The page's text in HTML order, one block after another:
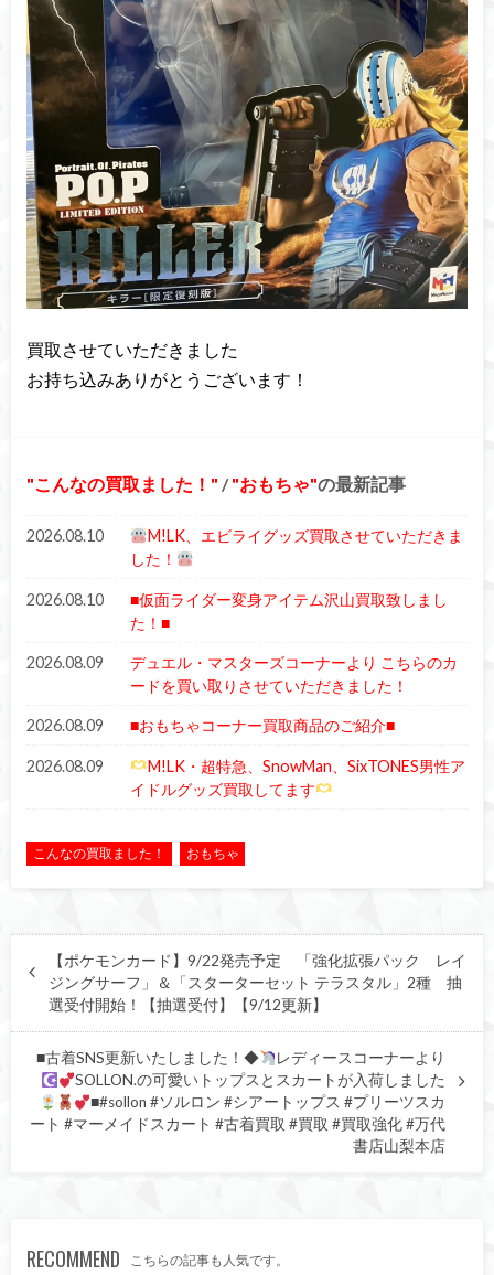
買取させていただきました
お持ち込みありがとうございます！
こんなの買取ました！ / おもちゃ の最新記事
2026.08.10
M!LK、エビライグッズ買取させていただきま
した！
2026.08.10
■仮面ライダー変身アイテム沢山買取致しまし
た！■
2026.08.09
デュエル・マスターズコーナーより こちらのカ
ードを買い取りさせていただきました！
2026.08.09 ■おもちゃコーナー買取商品のご紹介■
2026.08.09
M!LK・超特急、SnowMan、SixTONES男性ア
イドルグッズ買取してます
こんなの買取ました！ おもちゃ
【ポケモンカード】9/22発売予定 「強化拡張パック レイ
ジングサーフ」＆「スターターセット テラスタル」2種 抽
選受付開始！【抽選受付】【9/12更新】
■古着SNS更新いたしました！◆
レディースコーナーより
SOLLON.の可愛いトップスとスカートが入荷しました︎︎
■#sollon #ソルロン #シアートップス #プリーツスカ
ート #マーメイドスカート #古着買取 #買取 #買取強化 #万代
書店山梨本店
RECOMMEND こちらの記事も人気です。